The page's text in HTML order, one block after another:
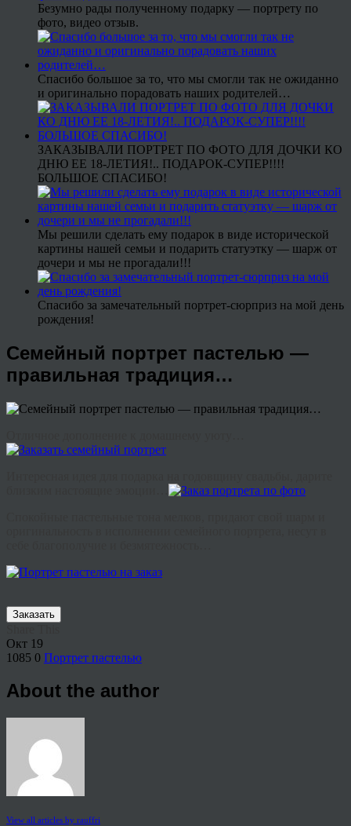
Безумно рады полученному подарку — портрету по
фото, видео отзыв.
Спасибо большое за то, что мы смогли так не ожиданно
и оригинально порадовать наших родителей…
ЗАКАЗЫВАЛИ ПОРТРЕТ ПО ФОТО ДЛЯ ДОЧКИ КО
ДНЮ ЕЕ 18-ЛЕТИЯ!.. ПОДАРОК-СУПЕР!!!!
БОЛЬШОЕ СПАСИБО!
Мы решили сделать ему подарок в виде исторической
картины нашей семьи и подарить статуэтку — шарж от
дочери и мы не прогадали!!!
Спасибо за замечательный портрет-сюрприз на мой день
рождения!
Семейный портрет пастелью —
правильная традиция…
Заказать
Окт 19
1085 0 Портрет пастелью
About the author
View all articles by rauffri